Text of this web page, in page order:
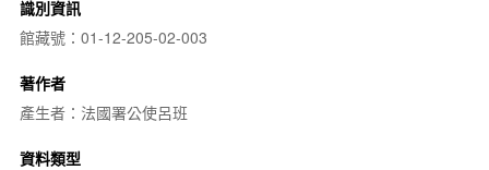
識別資訊
館藏號：01-12-205-02-003
著作者
產生者：法國署公使呂班
資料類型